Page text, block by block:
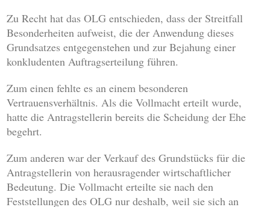
Zu Recht hat das OLG entschieden, dass der Streitfall
Besonderheiten aufweist, die der Anwendung dieses
Grundsatzes entgegenstehen und zur Bejahung einer
konkludenten Auftragserteilung führen.
Zum einen fehlte es an einem besonderen
Vertrauensverhältnis. Als die Vollmacht erteilt wurde,
hatte die Antragstellerin bereits die Scheidung der Ehe
begehrt.
Zum anderen war der Verkauf des Grundstücks für die
Antragstellerin von herausragender wirtschaftlicher
Bedeutung. Die Vollmacht erteilte sie nach den
Feststellungen des OLG nur deshalb, weil sie sich an